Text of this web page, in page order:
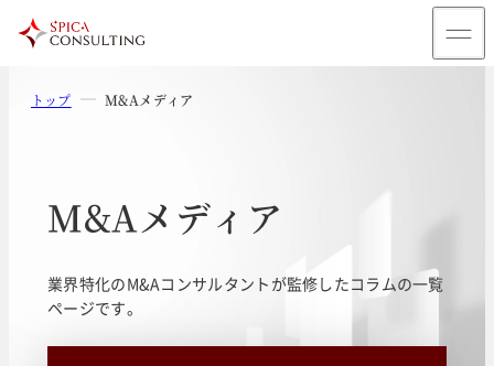
トップ M&Aメディア
M&Aメディア
業界特化のM&Aコンサルタントが監修したコラムの一覧
ページです。